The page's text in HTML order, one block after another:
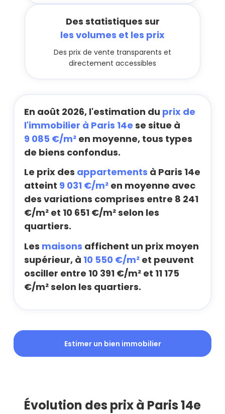
Des statistiques sur
les volumes et les prix
Des prix de vente transparents et
directement accessibles
En août 2026, l'estimation du prix de
l'immobilier à Paris 14e se situe à
9 085 €/m² en moyenne, tous types
de biens confondus.
Le prix des appartements à Paris 14e
atteint 9 031 €/m² en moyenne avec
des variations comprises entre 8 241
€/m² et 10 651 €/m² selon les
quartiers.
Les maisons affichent un prix moyen
supérieur, à 10 550 €/m² et peuvent
osciller entre 10 391 €/m² et 11 175
€/m² selon les quartiers.
Estimer un bien immobilier
Évolution des prix à Paris 14e